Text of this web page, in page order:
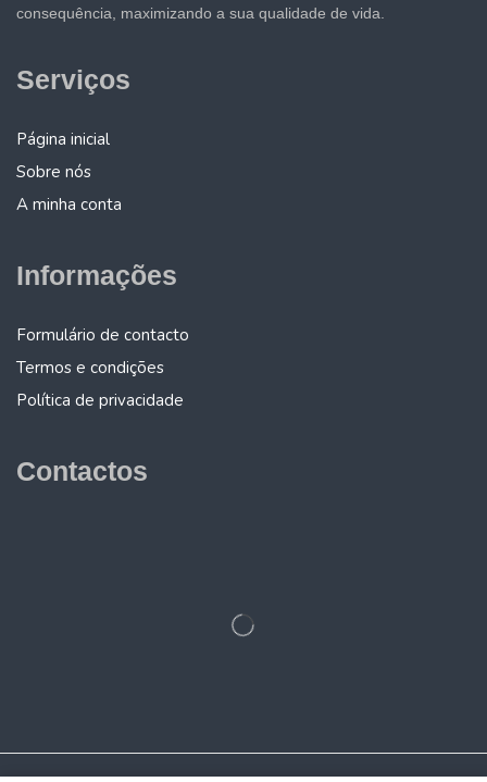
consequência, maximizando a sua qualidade de vida.
Serviços
Página inicial
Sobre nós
A minha conta
Informações
Formulário de contacto
Termos e condições
Política de privacidade
Contactos